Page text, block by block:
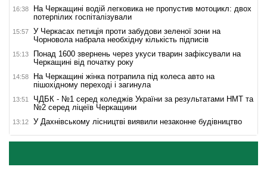
16:38
На Черкащині водій легковика не пропустив мотоцикл: двох
потерпілих госпіталізували
15:57
У Черкасах петиція проти забудови зеленої зони на
Чорновола набрала необхідну кількість підписів
15:13
Понад 1600 звернень через укуси тварин зафіксували на
Черкащині від початку року
14:58
На Черкащині жінка потрапила під колеса авто на
пішохідному переході і загинула
13:51
ЧДБК - №1 серед коледжів України за результатами НМТ та
№2 серед ліцеїв Черкащини
13:12 У Дахнівському лісництві виявили незаконне будівництво